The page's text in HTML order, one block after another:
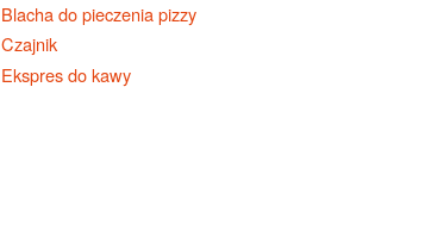
Blacha do pieczenia pizzy
Czajnik
Ekspres do kawy